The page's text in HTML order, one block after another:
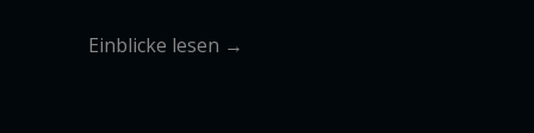
Einblicke lesen →